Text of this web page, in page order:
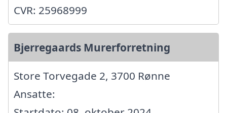
CVR: 25968999
Bjerregaards Murerforretning
Store Torvegade 2, 3700 Rønne
Ansatte: